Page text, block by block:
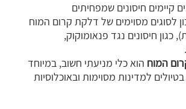
קיימים חיסונים שמפחיתים
לסוגים מסוימים של דלקת קרום המוח
כגון חיסונים נגד פנאומוקוק,
המוח הוא כלי מניעתי חשוב, במיוחד
למדינות מסוימות ובאוכלוסיות